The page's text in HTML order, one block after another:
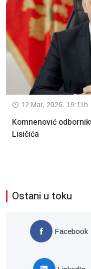
12 Mar, 2026. 19:11h
Komnenović
Lisičića
Ostani u toku
Facebook